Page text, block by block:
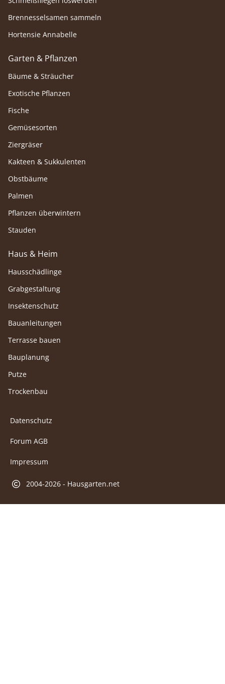
Brennesselsamen sammeln
Hortensie Annabelle
Garten & Pflanzen
Bäume & Sträucher
Exotische Pflanzen
Fische
Gemüsesorten
Ziergräser
Kakteen & Sukkulenten
Obstbäume
Palmen
Pflanzen überwintern
Stauden
Haus & Heim
Hausschädlinge
Grabgestaltung
Insektenschutz
Bauanleitungen
Terrasse bauen
Bauplanung
Putze
Trockenbau
Datenschutz
Forum AGB
Impressum
2004-2026 - Hausgarten.net